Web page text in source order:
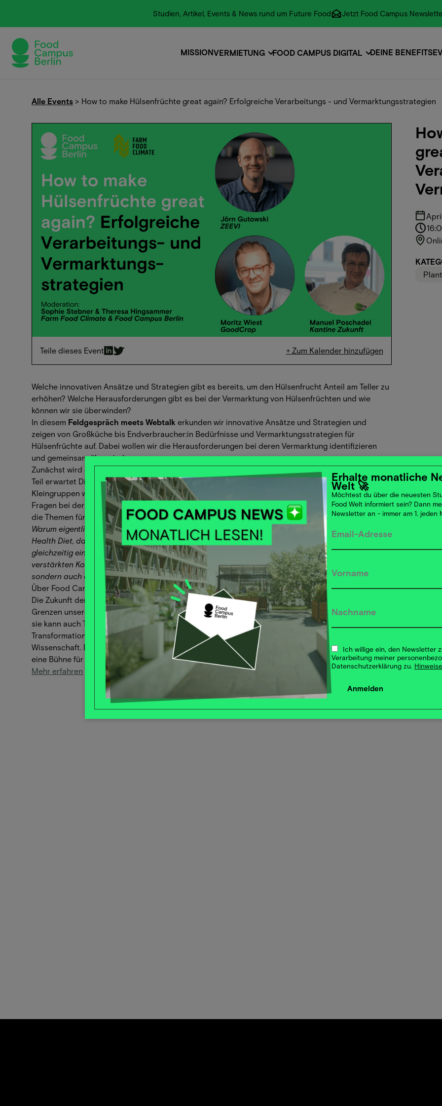
Alle Events > How to make Hülsenfrüchte great again? Erfolgreiche Verarbeitungs - und Vermarktungsstrategien
Teile dieses Event + Zum Kalender hinzufügen
Welche innovativen Ansätze und Strategien gibt es bereits, um den Hülsenfrucht Anteil am Teller zu
erhöhen? Welche Herausforderungen gibt es bei der Vermarktung von Hülsenfrüchten und wie
können wir sie überwinden?
In diesem Feldgespräch meets Webtalk erkunden wir innovative Ansätze und Strategien und
zeigen von Großküche bis Endverbraucher:in Bedürfnisse und Vermarktungsstrategien für
Hülsenfrüchte auf. Dabei wollen wir die Herausforderungen bei deren Vermarktung identifizieren
und gemeinsam überwinden.
Zunächst wird es Impulsvorträge von GoodCrop, Zeevi und der Kantine Zukunft geben. Im zweiten
Teil erwartet Dich Raum für Austausch und Diskussion in Kleingruppen. Die Themen für diese
Kleingruppen werden gemeinsam mit dir festgelegt! Nutze für die Möglichkeit und reiche Deine
Fragen bei der Anmeldung ein. Diese kuratieren wir vor der Veranstaltung und setzen anschließend
die Themen für die Kleingruppen fest.
Warum eigentlich Hülsenfrüchte? Hülsenfrüchte haben eine Schlüsselfunktion in der Planetary
Health Diet, da sie reich an Protein, Ballaststoffen, Vitaminen und Mineralstoffen sind und
gleichzeitig einen vergleichsweise geringen ökologischen Fußabdruck haben. Durch den
verstärkten Konsum von Hülsenfrüchten können wir nicht nur unsere Gesundheit verbessern,
sondern auch dazu beitragen, die Umweltbelastung zu reduzieren.
Über Food Campus Berlin
Die Zukunft der Lebensmittel-Produktion neu denken und gemeinsam gestalten. Die ökologischen
Grenzen unseres Planeten sind überschritten. Die Lebensmittelindustrie ist Teil des Problems, aber
sie kann auch Teil der Lösung sein. Wir bauen einen physischen und digitalen Ort als
Transformationsbeschleuniger, ein ganzes Ökosystem aus Startups, Unternehmen und
Wissenschaft. Der Food Campus Berlin wird ein Sprungbrett für Lösungskonzepte und gleichzeitig
eine Bühne für Innovationsprojekte der Lebensmittelbranche.
Mehr erfahren
Studien, Artikel, Events & News rund um Future Food Jetzt Food Campus
Erhalte monatliche
Welt 🚀
Möchtest du über die neuesten
Food Welt informiert sein? Dann
Newsletter an - immer am 1. jeden
Ich willige ein, den Newsletter
Verarbeitung meiner
Datenschutzerklärung zu.
MISSIONVERMIETUNG FOOD CAMPUS DIGITAL
DEINE BENEFITS